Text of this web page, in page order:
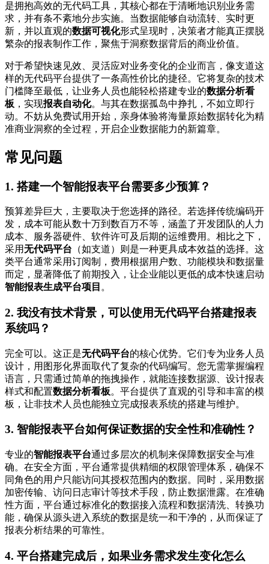
是拥抱高效的无代码工具，其核心都在于清晰地识别业务需
求，并有条不紊地分步实施。当数据能够自动流转、实时更
新，并以直观的数据可视化形式呈现时，决策者才能真正摆脱
繁杂的报表制作工作，聚焦于洞察数据背后的商业价值。
对于希望快速见效、灵活应对业务变化的企业而言，像支道这
样的无代码平台提供了一条高性价比的捷径。它将复杂的技术
门槛降至最低，让业务人员也能轻松搭建专业的数据分析看
板 ，实现报表自动化。与其在数据孤岛中挣扎，不如立即行
动。不妨从免费试用开始，亲身体验将海量原始数据转化为精
准商业洞察的全过程，开启企业数据能力的新篇章。
常见问题
1. 搭建一个智能报表平台需要多少预算？
预算差异巨大，主要取决于您选择的路径。若选择传统编码开
发，成本可能从数十万到数百万不等，涵盖了开发团队的人力
成本、服务器硬件、软件许可及后期的运维费用。相比之下，
采用无代码平台 （如支道）则是一种更具成本效益的选择。这
类平台通常采用订阅制，费用根据用户数、功能模块和数据量
而定，显著降低了前期投入，让企业能以更低的成本快速启动
智能报表生成平台项目 。
2. 我没有技术背景，可以使用无代码平台搭建报表
系统吗？
完全可以。这正是无代码平台的核心优势。它们专为业务人员
设计，用图形化界面取代了复杂的代码编写。您无需掌握编程
语言，只需通过简单的拖拽操作，就能连接数据源、设计报表
样式和配置数据分析看板。平台提供了直观的引导和丰富的模
板，让非技术人员也能独立完成报表系统的搭建与维护。
3. 智能报表平台如何保证数据的安全性和准确性？
专业的智能报表平台通过多层次的机制来保障数据安全与准
确。在安全方面，平台通常提供精细的权限管理体系，确保不
同角色的用户只能访问其授权范围内的数据。同时，采用数据
加密传输、访问日志审计等技术手段，防止数据泄露。在准确
性方面，平台通过标准化的数据接入流程和数据清洗、转换功
能，确保从源头进入系统的数据是统一和干净的，从而保证了
报表分析结果的可靠性。
4. 平台搭建完成后，如果业务需求发生变化怎么